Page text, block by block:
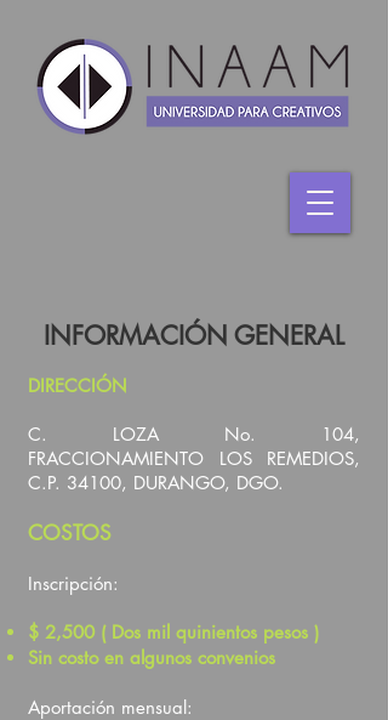
INFORMACIÓN GENERAL
DIRECCIÓN
C. LOZA No. 104,
FRACCIONAMIENTO LOS REMEDIOS,
C.P. 34100, DURANGO, DGO.
COSTOS
Inscripción:
$ 2,500 ( Dos mil quinientos pesos )
Sin costo en algunos convenios
Aportación mensual: